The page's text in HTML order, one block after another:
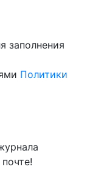
заполнения
Политики